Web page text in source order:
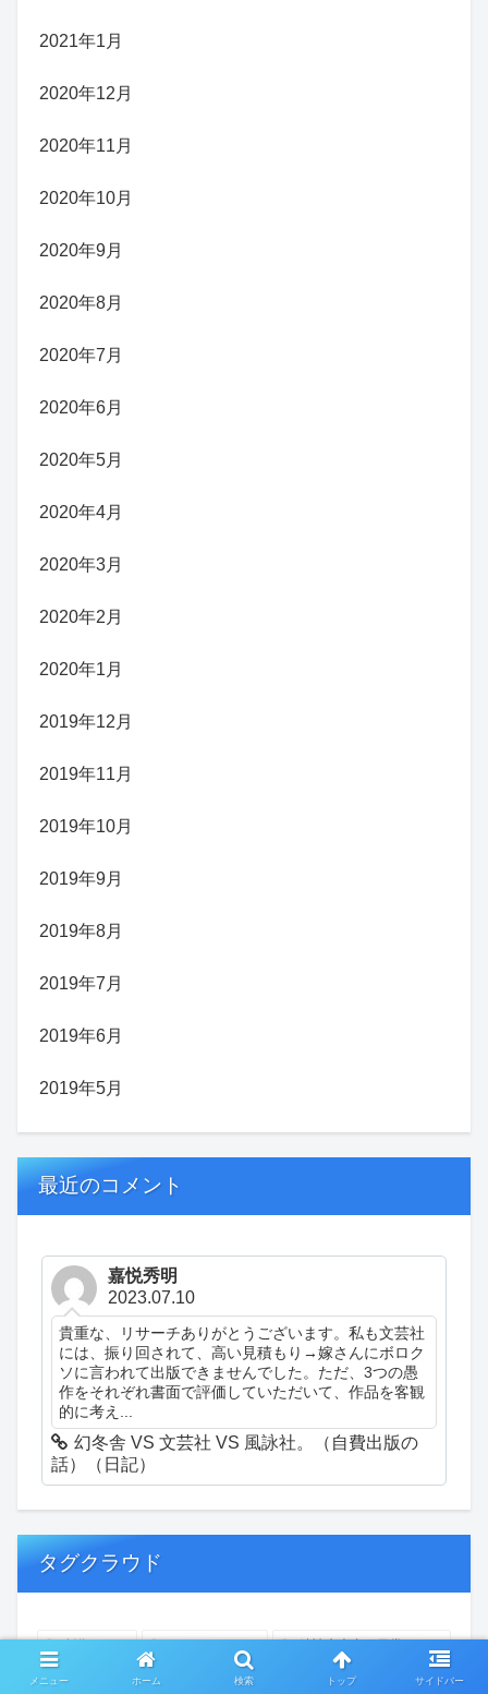
2021年1月
2020年12月
2020年11月
2020年10月
2020年9月
2020年8月
2020年7月
2020年6月
2020年5月
2020年4月
2020年3月
2020年2月
2020年1月
2019年12月
2019年11月
2019年10月
2019年9月
2019年8月
2019年7月
2019年6月
2019年5月
最近のコメント
嘉悦秀明
2023.07.10
貴重な、リサーチありがとうございます。私も文芸社
には、振り回されて、高い見積もり→嫁さんにボロク
ソに言われて出版できませんでした。ただ、3つの愚
作をそれぞれ書面で評価していただいて、作品を客観
的に考え...
幻冬舎 VS 文芸社 VS 風詠社。（自費出版の
話）（日記）
タグクラウド
創作 おぎゃあ 精神病患者の日常
ちょっと頭冷やそうか 一回休み ついカッとなった
メニュー ホーム 検索 トップ サイドバー